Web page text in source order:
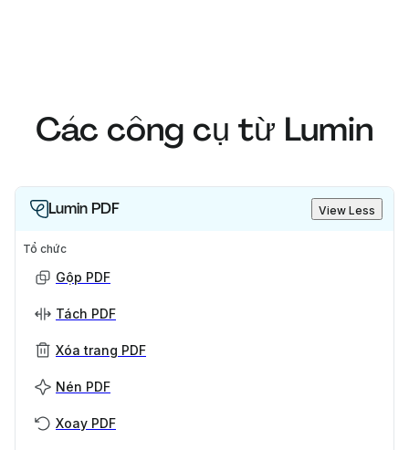
Các công cụ từ Lumin
Lumin PDF View Less
Tổ chức
Gộp PDF
Tách PDF
Xóa trang PDF
Nén PDF
Xoay PDF